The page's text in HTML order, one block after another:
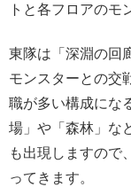
トと各フロアのモ
東隊は「深淵の回
モンスターとの交
職が多い構成にな
場」や「森林」な
も出現しますので
ってきます。